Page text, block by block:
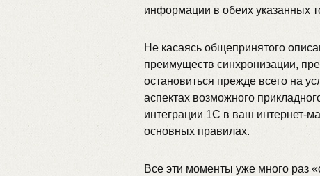
информации в обеих указанных
Не касаясь общепринятого
преимуществ синхронизации,
остановиться прежде всего на
аспектах возможного
интеграции 1С в ваш интернет-
основных правилах.
Все эти моменты уже много раз